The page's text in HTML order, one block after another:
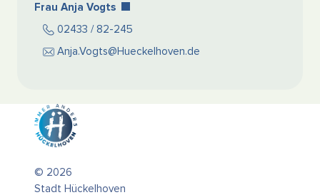
Frau Anja Vogts
02433 / 82-245
Anja.Vogts@Hueckelhoven.de
© 2026
Stadt Hückelhoven